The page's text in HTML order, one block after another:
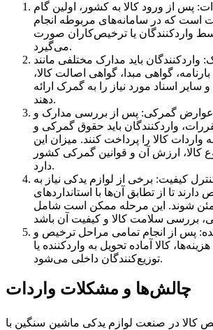
پس از ورود کالا به کشور، اولین گام
است که در سامانه‌های مربوطه انجام
واردکنندگان یا ترخیص‌کاران صورت
می‌گیرد.
واردکنندگان باید مدارک مختلفی مانند
گواهی مبدا، گواهی اصالت کالا،
اسناد مورد نیاز را به گمرک ارائه
دهند.
گمرکی: پس از بررسی مدارک و
واردکنندگان باید حقوق گمرکی و
کالا را پرداخت کنند. میزان این
کالا، ارزش آن و قوانین گمرکی کشور
دارد.
کیفیت: برخی از لوازم یدکی نیاز به
تا از تطابق آن‌ها با استانداردهای
شوند. این مرحله ممکن است شامل
پس از انجام تمامی مراحل ترخیص و
کالا آماده تحویل به واردکننده یا
توزیع‌کنندگان داخلی می‌شود.
چالش‌ها و مشکلات واردات
کالا در صنعت لوازم یدکی ماشین‌ سنگین با